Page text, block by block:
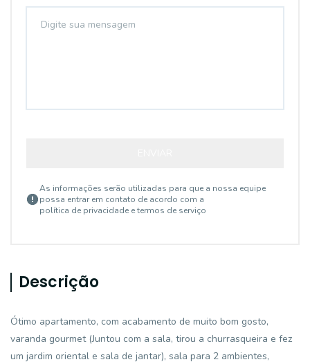
As informações serão utilizadas para que a nossa equipe
possa entrar em contato de acordo com a
política de privacidade e termos de serviço
Descrição
Ótimo apartamento, com acabamento de muito bom gosto,
varanda gourmet (Juntou com a sala, tirou a churrasqueira e fez
um jardim oriental e sala de jantar), sala para 2 ambientes,